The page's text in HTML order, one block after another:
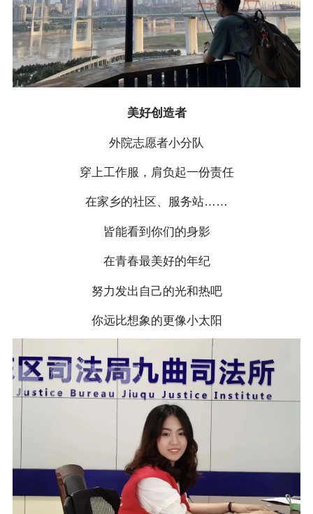
美好创造者
外院志愿者小分队
穿上工作服，肩负起一份责任
在家乡的社区、服务站……
皆能看到你们的身影
在青春最美好的年纪
努力发出自己的光和热吧
你远比想象的更像小太阳